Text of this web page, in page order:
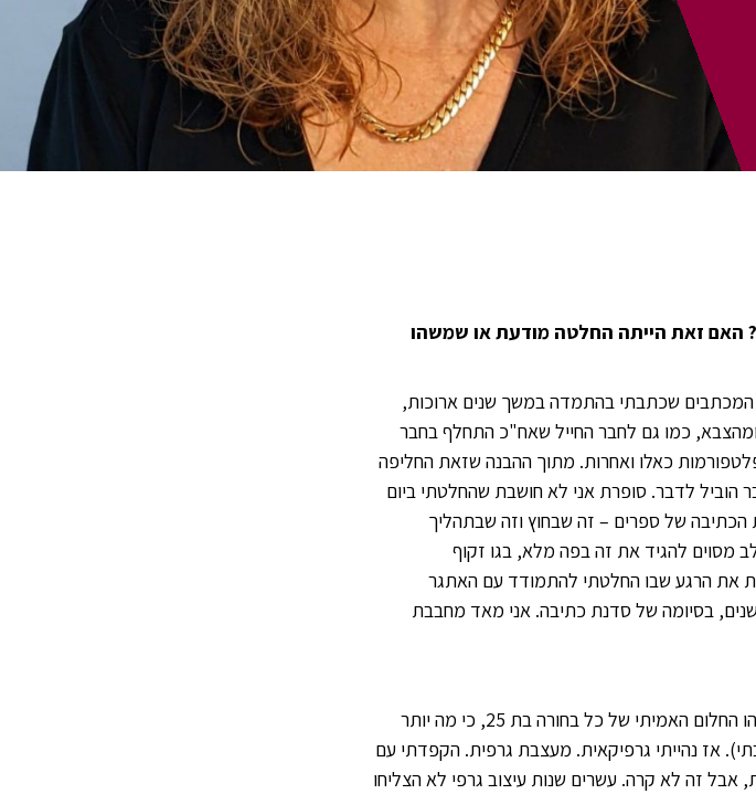
האם זאת הייתה החלטה מודעת או שמשהו
שכתבתי בהתמדה במשך שנים ארוכות,
כמו גם לחבר החייל שאח"כ התחלף בחבר
כאלו ואחרות. מתוך ההבנה שזאת החליפה
הוביל לדבר. סופרת אני לא חושבת שהחלטתי ביום
הכתיבה של ספרים – זה שבחוץ וזה שבתהליך
מסוים להגיד את זה בפה מלא, בגו זקוף
את הרגע שבו החלטתי להתמודד עם האתגר
בסיומה של סדנת כתיבה. אני מאד מחבבת
חלמתי להיות גרפיקאית. המון שנים גם האמנתי שזהו החלום האמיתי של כל בחורה בת 25, כי מה יותר
אז נהייתי גרפיקאית. מעצבת גרפית. הקפדתי עם
זה לא קרה. עשרים שנות עיצוב גרפי לא הצליחו